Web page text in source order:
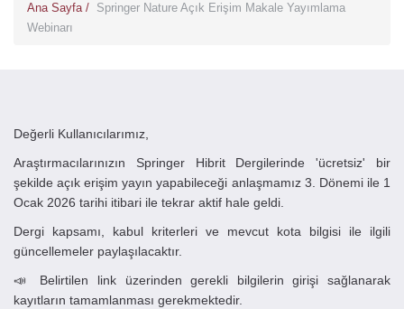
Ana Sayfa / Springer Nature Açık Erişim Makale Yayımlama
Webinarı
Değerli Kullanıcılarımız,
Araştırmacılarınızın Springer Hibrit Dergilerinde 'ücretsiz' bir
şekilde açık erişim yayın yapabileceği anlaşmamız 3. Dönemi ile 1
Ocak 2026 tarihi itibari ile tekrar aktif hale geldi.
Dergi kapsamı, kabul kriterleri ve mevcut kota bilgisi ile ilgili
güncellemeler paylaşılacaktır.
📣 Belirtilen link üzerinden gerekli bilgilerin girişi sağlanarak
kayıtların tamamlanması gerekmektedir.